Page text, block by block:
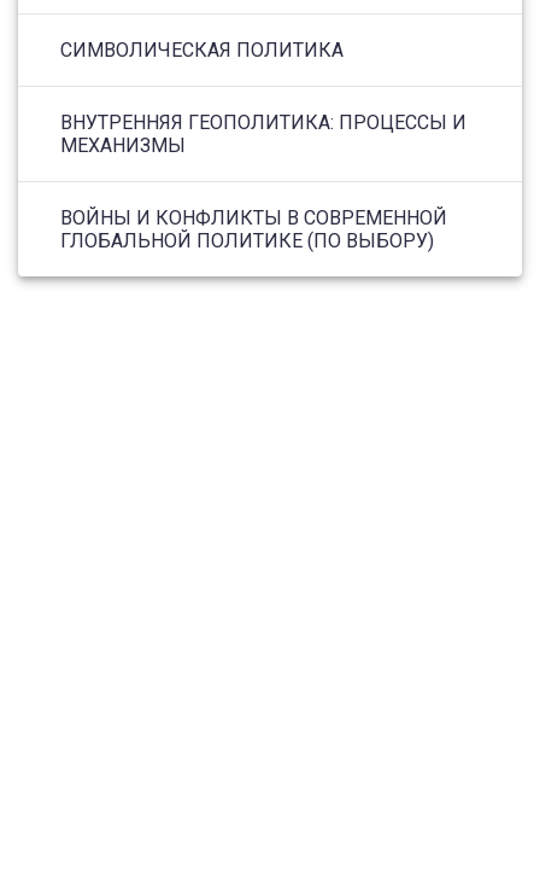
СИМВОЛИЧЕСКАЯ ПОЛИТИКА
ВНУТРЕННЯЯ ГЕОПОЛИТИКА: ПРОЦЕССЫ И
МЕХАНИЗМЫ
ВОЙНЫ И КОНФЛИКТЫ В СОВРЕМЕННОЙ
ГЛОБАЛЬНОЙ ПОЛИТИКЕ (ПО ВЫБОРУ)